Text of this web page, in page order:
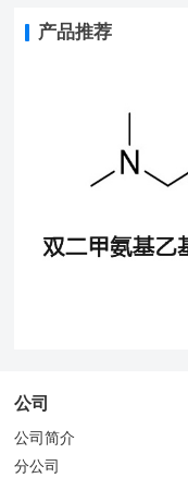
产品推荐
公司
公司简介
分公司